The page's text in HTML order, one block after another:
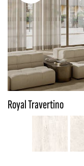
Royal Travertino